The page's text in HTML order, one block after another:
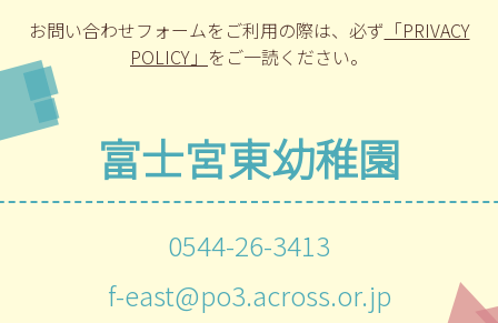
お問い合わせフォームをご利用の際は、 必ず 「PRIVACY
POLICY」 をご一読ください。
富士宮東幼稚園
0544-26-3413
f-east@po3.across.or.jp